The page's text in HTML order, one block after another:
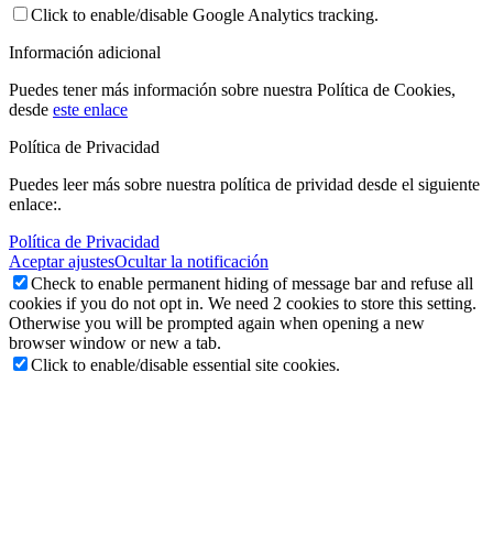
Click to enable/disable Google Analytics tracking.
Información adicional
Puedes tener más información sobre nuestra Política de Cookies,
desde este enlace
Política de Privacidad
Puedes leer más sobre nuestra política de prividad desde el siguiente
enlace:.
Política de Privacidad
Aceptar ajustesOcultar la notificación
Check to enable permanent hiding of message bar and refuse all
cookies if you do not opt in. We need 2 cookies to store this setting.
Otherwise you will be prompted again when opening a new
browser window or new a tab.
Click to enable/disable essential site cookies.